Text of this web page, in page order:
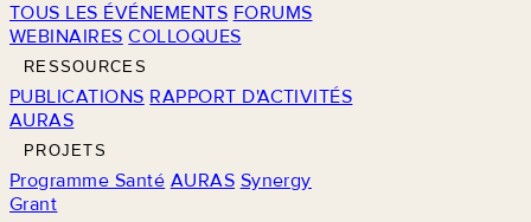
TOUS LES ÉVÉNEMENTS FORUMS
WEBINAIRES COLLOQUES
RESSOURCES
PUBLICATIONS RAPPORT D'ACTIVITÉS
AURAS
PROJETS
Programme Santé AURAS Synergy
Grant